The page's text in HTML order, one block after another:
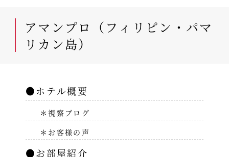
アマンプロ（フィリピン・パマ
リカン島）
●ホテル概要
＊視察ブログ
＊お客様の声
●お部屋紹介